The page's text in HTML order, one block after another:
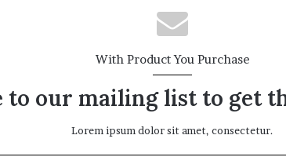
With Product You Purchase
to our mailing list to get
Lorem ipsum dolor sit amet, consectetur.